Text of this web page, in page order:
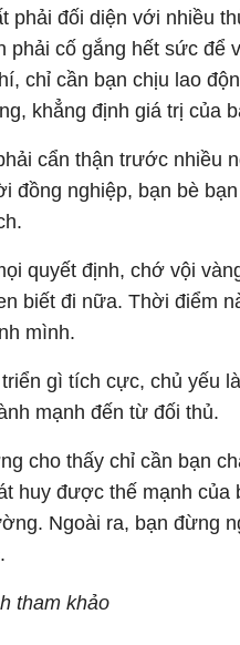
phải đối diện với nhiều
phải cố gắng hết sức để
chỉ cần bạn chịu lao
khẳng định giá trị của
cẩn thận trước nhiều
đồng nghiệp, bạn bè
quyết định, chớ vội
biết đi nữa. Thời điểm
mình.
gì tích cực, chủ yếu
mạnh đến từ đối thủ.
cho thấy chỉ cần bạn
huy được thế mạnh của
Ngoài ra, bạn đừng
tham khảo